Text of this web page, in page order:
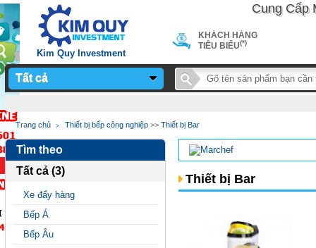
Cung Cấp
Kim Quy Investment
KHÁCH HÀNG
TIÊU BIỂU(*)
Tất cả
Notice : Undefined
variable: page_title in
/home/sieuthimay/domains/sieuthimaycongnghiep.vn/
on line 24
Trang chủ Thiết bị bếp công nghiệp >> Thiết bị Bar
Tìm theo
Tất cả (3)
Xe đẩy hàng
Bếp Á
Bếp Âu
Thiết bị Bar